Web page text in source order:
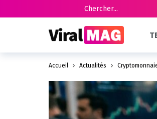
Accueil Actualités